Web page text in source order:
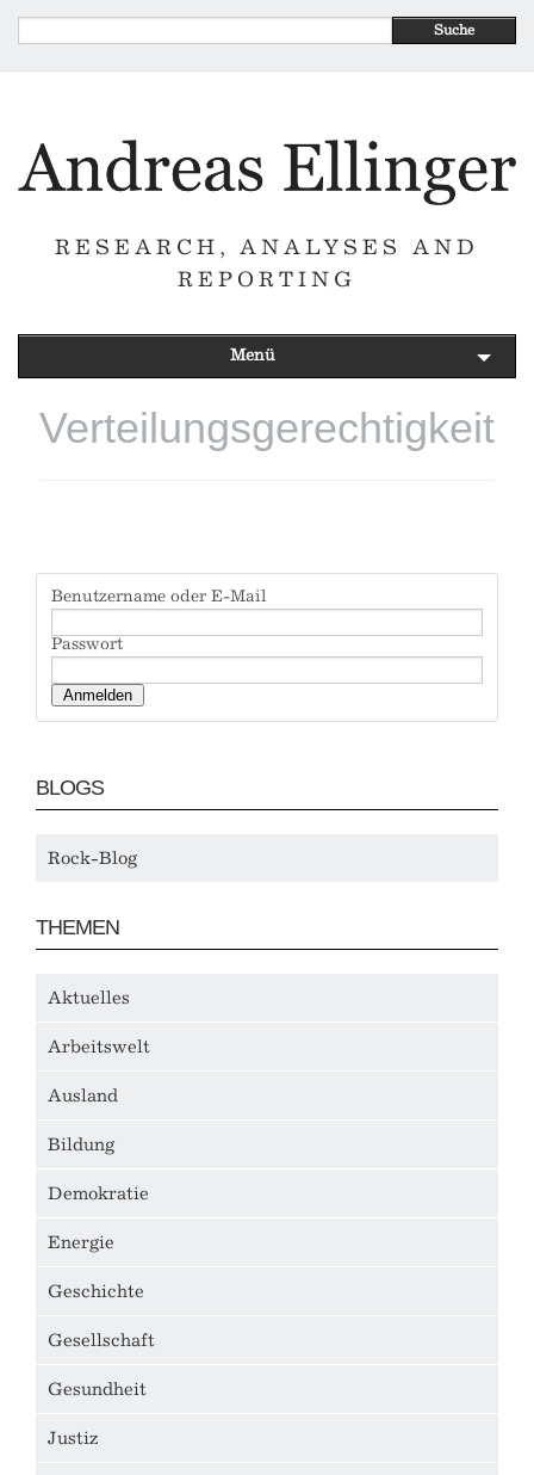
Suche
RESEARCH, ANALYSES AND
REPORTING
Menü
Verteilungsgerechtigkeit
Benutzername oder E-Mail
Passwort
BLOGS
Rock-Blog
THEMEN
Aktuelles
Arbeitswelt
Ausland
Bildung
Demokratie
Energie
Geschichte
Gesellschaft
Gesundheit
Justiz